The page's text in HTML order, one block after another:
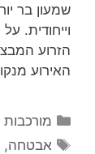
וייחודית.
הזרוע
האירוע
קטגוריות
תגיות
אבטחה,